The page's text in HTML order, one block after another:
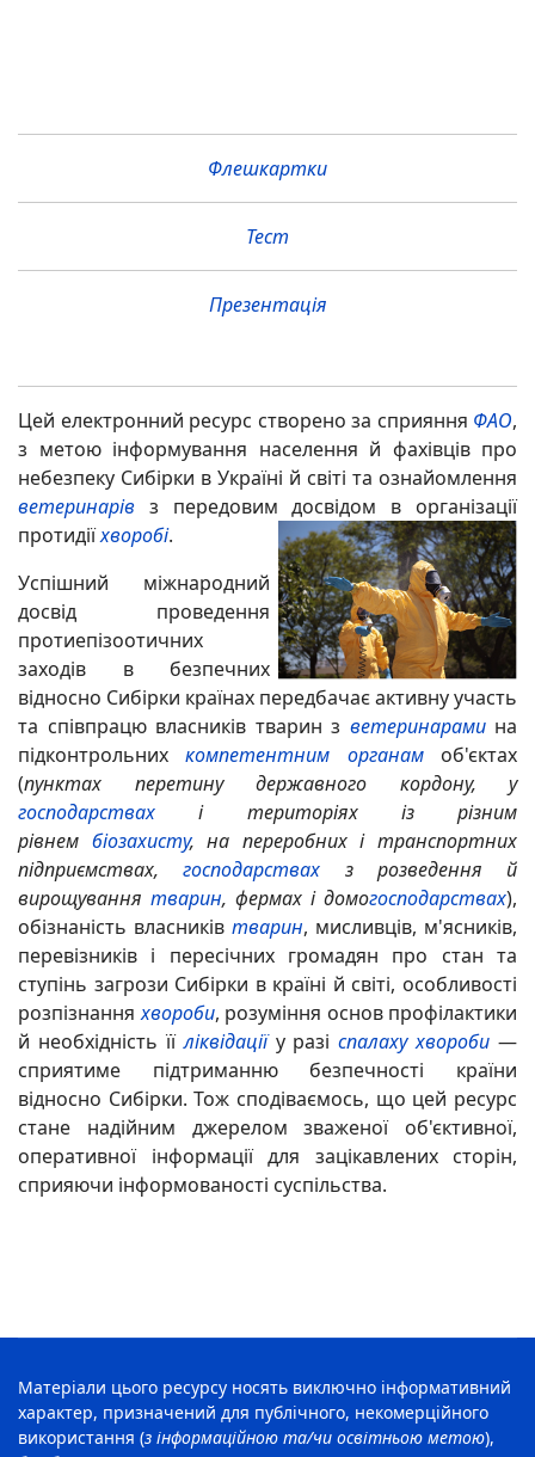
Флешкартки
Тест
Презентація
Цей електронний ресурс створено за сприяння ФАО,
з метою інформування населення й фахівців про
небезпеку Сибірки в Україні й світі та ознайомлення
ветеринарів з передовим досвідом в організації
протидіїхворобі.
Успішний міжнародний
досвід проведення
протиепізоотичних
заходів в безпечних
відносно Сибірки країнах передбачає активну участь
та співпрацю власників тварин з ветеринарамина
підконтрольнихкомпетентним органамоб'єктах
(пунктах перетину державного кордону, у
господарствах і територіях із різним
рівнем біозахисту, на переробних і транспортних
підприємствах,господарствах з розведення й
вирощування тварин, фермах і домогосподарствах),
обізнаність власників тварин, мисливців, м'ясників,
перевізників і пересічних громадян про стан та
ступінь загрози Сибірки в країні й світі, особливості
розпізнанняхвороби, розуміння основ профілактики
й необхідність їїліквідаціїу разіспалаху хвороби —
сприятиме підтриманню безпечності країни
відносно Сибірки. Тож сподіваємось, що цей ресурс
стане надійним джерелом зваженої об'єктивної,
оперативної інформації для зацікавлених сторін,
сприяючи інформованості суспільства.
Матеріали цього ресурсу носять виключно інформативний
характер, призначений для публічного, некомерційного
використання (з інформаційною та/чи освітньою метою),